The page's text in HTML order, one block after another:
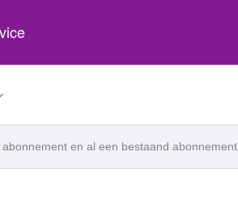
abonnement en al een bestaand abonnement